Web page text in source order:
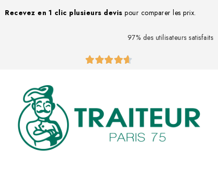
Recevez en 1 clic plusieurs devis pour comparer les prix.
97% des utilisateurs satisfaits
